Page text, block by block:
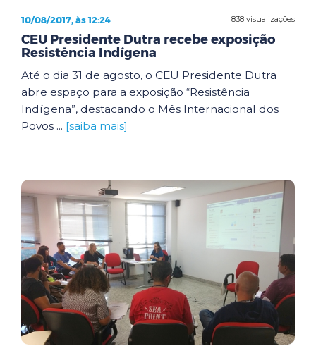
838 visualizações
10/08/2017, às 12:24
CEU Presidente Dutra recebe exposição
Resistência Indígena
Até o dia 31 de agosto, o CEU Presidente Dutra
abre espaço para a exposição “Resistência
Indígena”, destacando o Mês Internacional dos
Povos ... [saiba mais]